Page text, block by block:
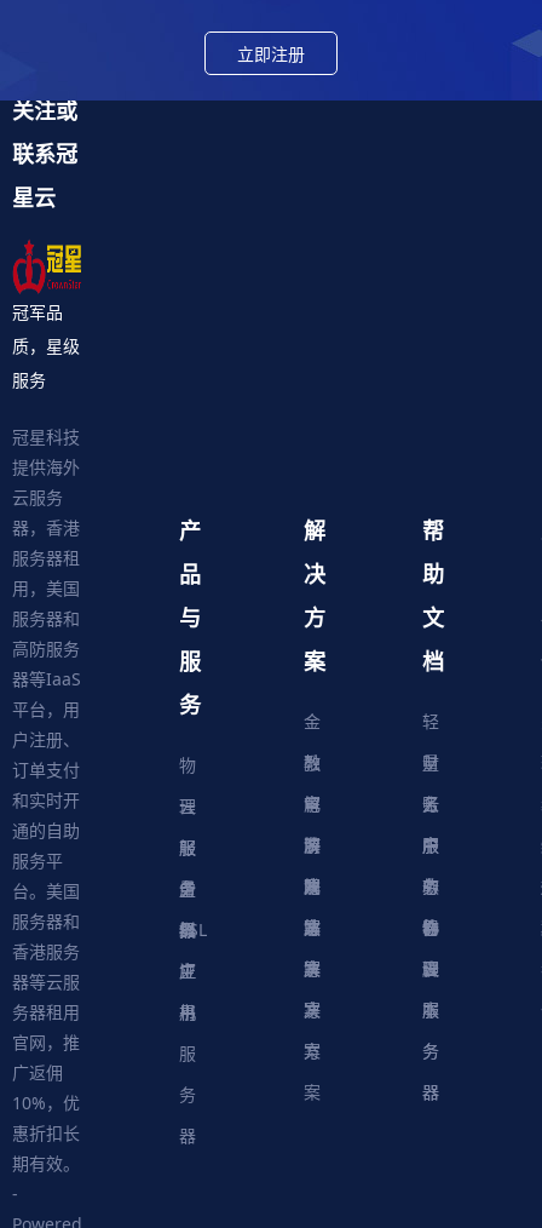
立即注册
关注或
联系冠
星云
冠军品
质，星级
服务
冠星科技
提供海外
云服务
器，香港
服务器租
用，美国
服务器和
高防服务
器等IaaS
平台，用
户注册、
订单支付
和实时开
通的自助
服务平
台。美国
服务器和
香港服务
器等云服
务器租用
官网，推
广返佣
10%，优
惠折扣长
期有效。
-
产
品
与
服
务
物
理
服
务
器
云
服
务
器
轻
量
级
应
用
服
务
器
虚
拟
主
机
SSL
证
书
解
决
方
案
金
融
解
决
方
案
教
育
解
决
方
案
电
商
解
决
方
案
游
戏
解
决
方
案
网
站
解
决
方
案
帮
助
文
档
轻
量
云
服
务
器
财
务
中
心
账
户
中
心
服
务
协
议
软
件
脚
本
物
理
服
务
器
云
服
务
器